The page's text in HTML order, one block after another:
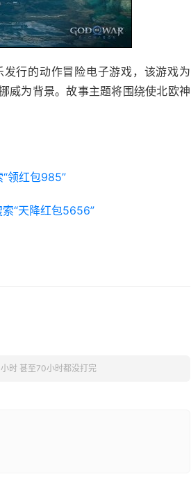
行的动作冒险电子游戏，该游戏为
威为背景。故事主题将围绕使北欧神
领红包985”
“天降红包5656”
时 甚至70小时都没打完